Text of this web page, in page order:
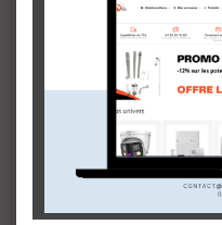
Projecteur infrarouge 100m -